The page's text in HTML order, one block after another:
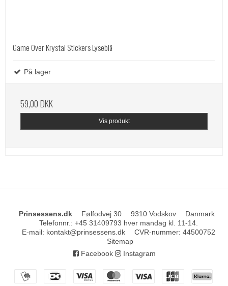
Game Over Krystal Stickers Lyseblå
På lager
59,00 DKK
Vis produkt
Prinsessens.dk Følfodvej 30 9310 Vodskov
Danmark
Telefonnr. : +45 31409793 hver mandag kl. 11-14.
E-mail: kontakt@prinsessens.dk CVR-nummer: 44500752
Sitemap
Facebook
Instagram